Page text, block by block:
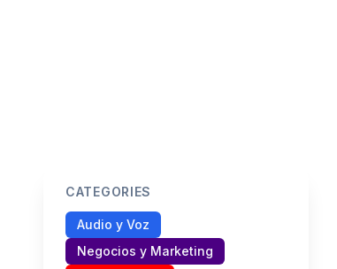
CATEGORIES
Audio y Voz
Negocios y Marketing